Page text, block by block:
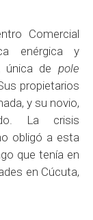
Comercial
enérgica y
única de pole
propietarios
y su novio,
La crisis
obligó a esta
que tenía en
en Cúcuta,